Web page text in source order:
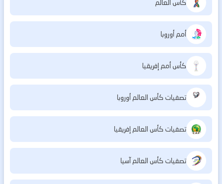
كأس العالم
أمم أوروبا
كأس أمم إفريقيا
تصفيات كأس العالم أوروبا
تصفيات كأس العالم إفريقيا
تصفيات كأس العالم آسيا